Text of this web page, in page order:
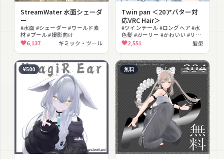
StreamWater 水面シェーダ
ー
#水面 #シェーダー #ワールド素
材 #プール #撮影向け
6,137 ギミック・ツール
Twin pan ＜20アバター対
応VRC Hair＞
#ツインテール #ロングヘア #水
色髪 #ガーリー #かわいい #リボ
ン #MA対応 #lilToon対応
2,551 髪型
¥500 無料